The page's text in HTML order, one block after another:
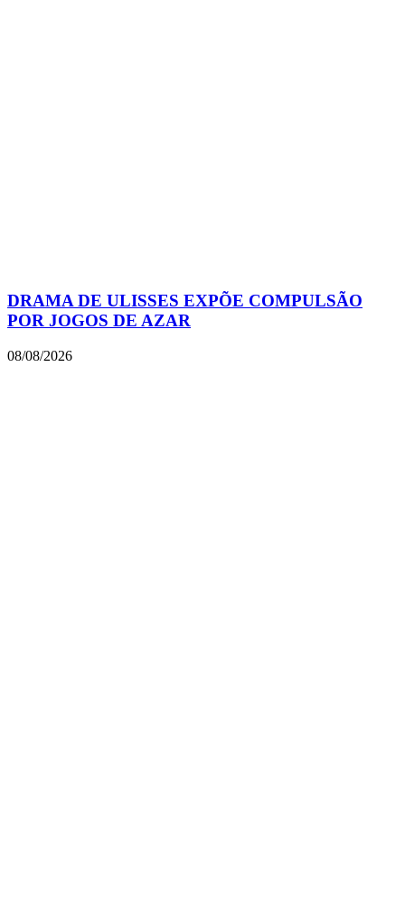
DRAMA DE ULISSES EXPÕE COMPULSÃO
POR JOGOS DE AZAR
08/08/2026